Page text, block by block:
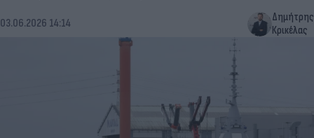
03.06.2026 14:14
Δημήτρης
Κρικέλας